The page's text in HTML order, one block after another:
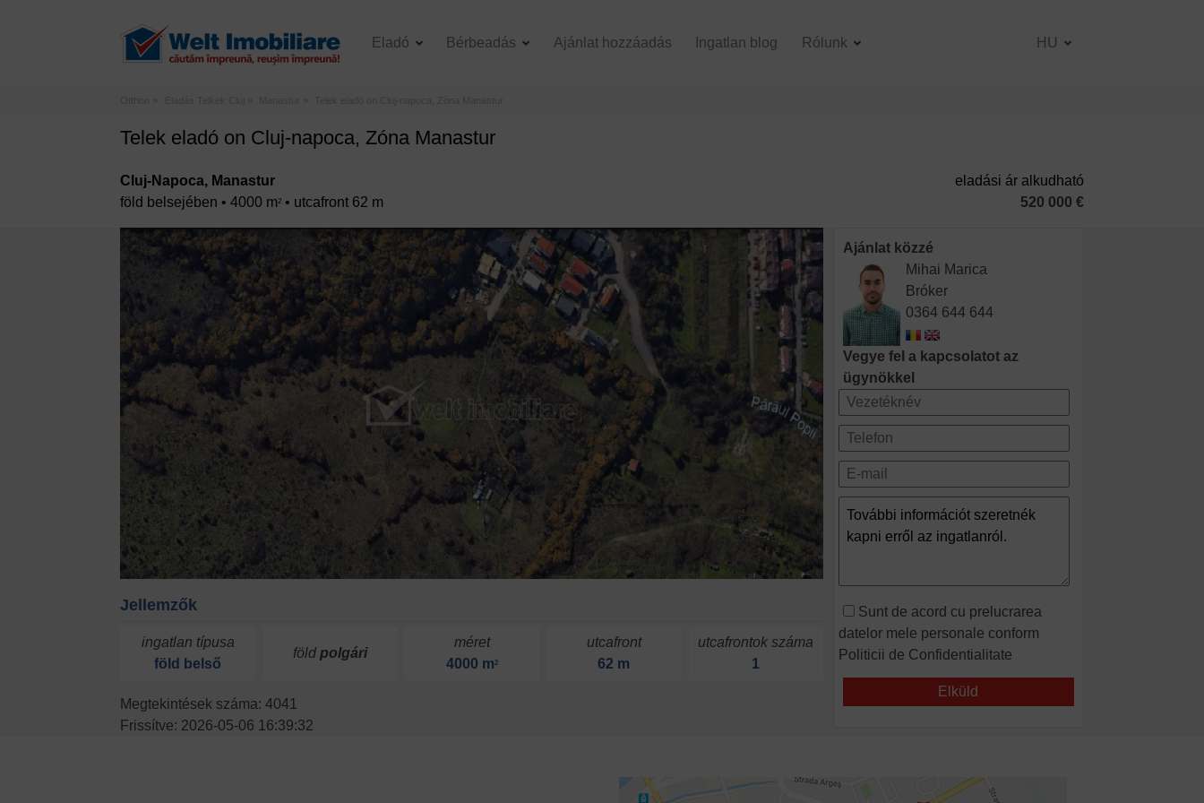
Eladó Bérbeadás Ajánlat hozzáadás Ingatlan blog Rólunk HU
Otthon Eladás Telkek Cluj Manastur Telek eladó on Cluj-napoca, Zóna Manastur
Telek eladó on Cluj-napoca, Zóna Manastur
Cluj-Napoca, Manastur
föld belsejében • 4000 m2 • utcafront 62 m
eladási ár alkudható
520 000 €
Jellemzők
ingatlan típusa
föld belső
föld polgári
méret
4000 m2
utcafront
62 m
utcafrontok száma
1
Megtekintések száma: 4041
Frissítve: 2026-05-06 16:39:32
Ajánlat közzé
Mihai Marica
Bróker
0364 644 644
Vegye fel a kapcsolatot az
ügynökkel
Sunt de acord cu prelucrarea
datelor mele personale conform
Politicii de Confidentialitate